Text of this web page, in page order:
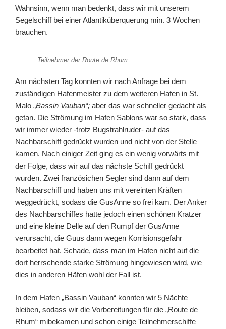
Wahnsinn, wenn man bedenkt, dass wir mit unserem
Segelschiff bei einer Atlantiküberquerung min. 3 Wochen
brauchen.
Teilnehmer der Route de Rhum
Am nächsten Tag konnten wir nach Anfrage bei dem
zuständigen Hafenmeister zu dem weiteren Hafen in St.
Malo „Bassin Vauban“; aber das war schneller gedacht als
getan. Die Strömung im Hafen Sablons war so stark, dass
wir immer wieder -trotz Bugstrahlruder- auf das
Nachbarschiff gedrückt wurden und nicht von der Stelle
kamen. Nach einiger Zeit ging es ein wenig vorwärts mit
der Folge, dass wir auf das nächste Schiff gedrückt
wurden. Zwei französichen Segler sind dann auf dem
Nachbarschiff und haben uns mit vereinten Kräften
weggedrückt, sodass die GusAnne so frei kam. Der Anker
des Nachbarschiffes hatte jedoch einen schönen Kratzer
und eine kleine Delle auf den Rumpf der GusAnne
verursacht, die Guus dann wegen Korrisionsgefahr
bearbeitet hat. Schade, dass man im Hafen nicht auf die
dort herrschende starke Strömung hingewiesen wird, wie
dies in anderen Häfen wohl der Fall ist.
In dem Hafen „Bassin Vauban“ konnten wir 5 Nächte
bleiben, sodass wir die Vorbereitungen für die „Route de
Rhum“ mibekamen und schon einige Teilnehmerschiffe